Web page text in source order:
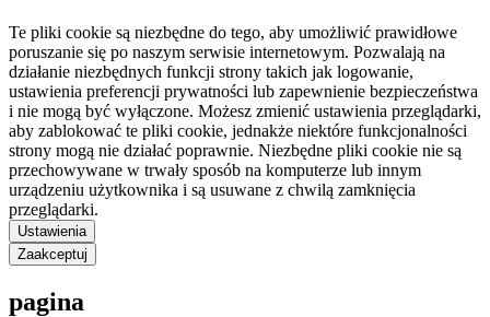
Te pliki cookie są niezbędne do tego, aby umożliwić prawidłowe
poruszanie się po naszym serwisie internetowym. Pozwalają na
działanie niezbędnych funkcji strony takich jak logowanie,
ustawienia preferencji prywatności lub zapewnienie bezpieczeństwa
i nie mogą być wyłączone. Możesz zmienić ustawienia przeglądarki,
aby zablokować te pliki cookie, jednakże niektóre funkcjonalności
strony mogą nie działać poprawnie. Niezbędne pliki cookie nie są
przechowywane w trwały sposób na komputerze lub innym
urządzeniu użytkownika i są usuwane z chwilą zamknięcia
przeglądarki.
Ustawienia
Zaakceptuj
pagina